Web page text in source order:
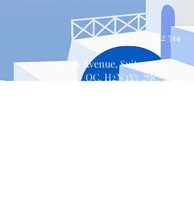
514 447-4292
8815 Park Avenue, Suite 100
מונטריאול, QC, H2N 1Y7